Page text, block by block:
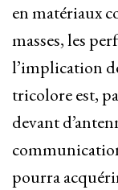
en matériaux
masses, les
l’implication
tricolore est,
devant
pourra